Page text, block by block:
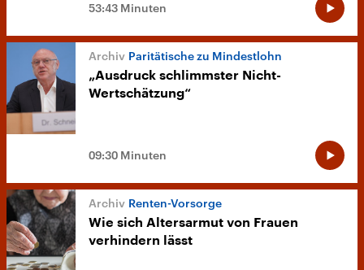
53:43 Minuten
Paritätische zu Mindestlohn
„Ausdruck schlimmster Nicht-
Wertschätzung“
09:30 Minuten
Renten-Vorsorge
Wie sich Altersarmut von Frauen
verhindern lässt